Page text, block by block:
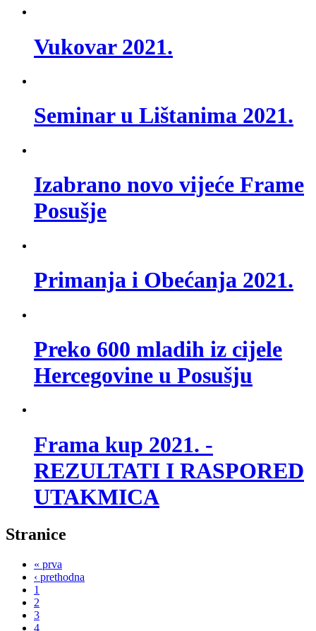
Vukovar 2021.
Seminar u Lištanima 2021.
Izabrano novo vijeće Frame
Posušje
Primanja i Obećanja 2021.
Preko 600 mladih iz cijele
Hercegovine u Posušju
Frama kup 2021. -
REZULTATI I RASPORED
UTAKMICA
Stranice
« prva
‹ prethodna
1
2
3
4